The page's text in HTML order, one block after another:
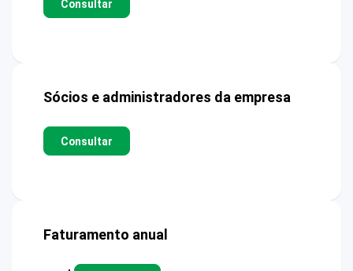
Consultar
Sócios e administradores da empresa
Consultar
Faturamento anual